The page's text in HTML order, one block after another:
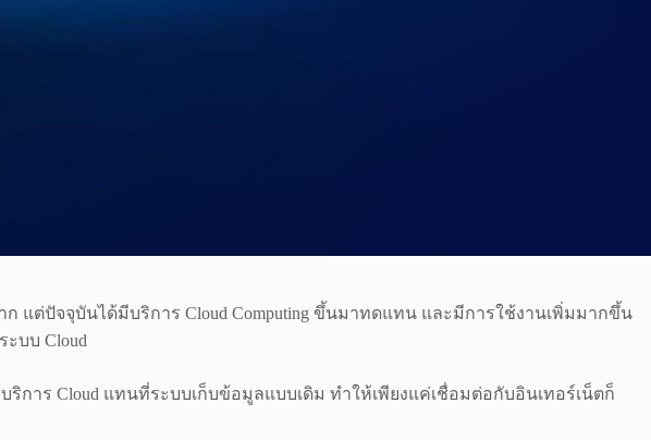
แต่ปัจจุบันได้มีบริการ Cloud Computing ขึ้นมาทดแทน และมีการใช้งานเพิ่มมากขึ้น
บบ Cloud
าร Cloud แทนที่ระบบเก็บข้อมูลแบบเดิม ทำให้เพียงแค่เชื่อมต่อกับอินเทอร์เน็ตก็